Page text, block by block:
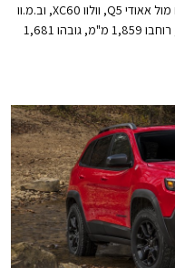
יתחרה בסגמנט רכבי הפנאי-פרימיום הבינוניים מול אאודי Q5, וולוו XC60, וב.מ.וו
X3. אורכו של ג'יפ צ'רוקי עומד על 4,651 מ"מ, רוחבו 1,859 מ"מ, גובהו 1,681